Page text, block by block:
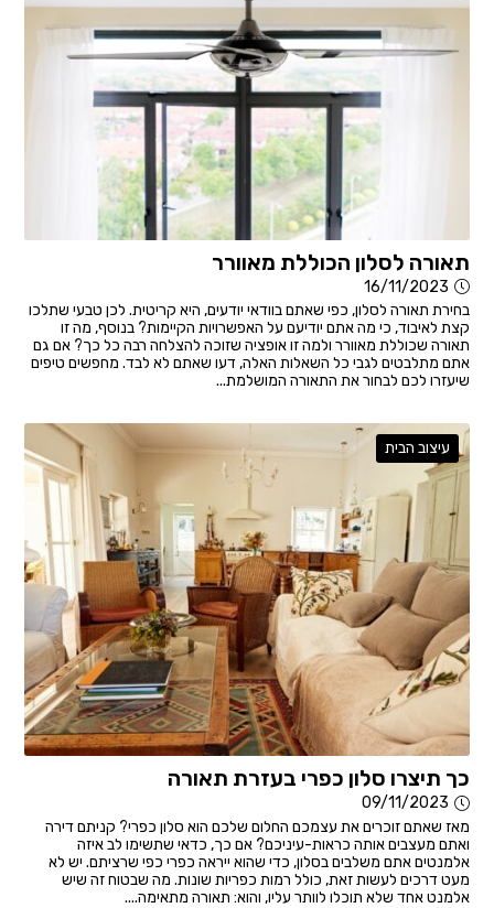
תאורה לסלון הכוללת מאוורר
16/11/2023
בחירת תאורה לסלון, כפי שאתם בוודאי יודעים, היא קריטית. לכן טבעי שתלכו
קצת לאיבוד, כי מה אתם יודיעם על האפשרויות הקיימות? בנוסף, מה זו
תאורה שכוללת מאוורר ולמה זו אופציה שזוכה להצלחה רבה כל כך? אם גם
אתם מתלבטים לגבי כל השאלות האלה, דעו שאתם לא לבד. מחפשים טיפים
שיעזרו לכם לבחור את התאורה המושלמת...
עיצוב הבית
כך תיצרו סלון כפרי בעזרת תאורה
09/11/2023
מאז שאתם זוכרים את עצמכם החלום שלכם הוא סלון כפרי? קניתם דירה
ואתם מעצבים אותה כראות-עיניכם? אם כך, כדאי שתשימו לב איזה
אלמנטים אתם משלבים בסלון, כדי שהוא ייראה כפרי כפי שרציתם. יש לא
מעט דרכים לעשות זאת, כולל רמות כפריות שונות. מה שבטוח זה שיש
אלמנט אחד שלא תוכלו לוותר עליו, והוא: תאורה מתאימה....